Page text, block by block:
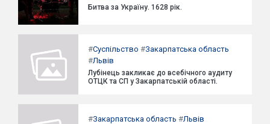
Битва за Україну. 1628 рік.
#Суспільство #Закарпатська область
#Львів
Лубінець закликає до всебічного аудиту
ОТЦК та СП у Закарпатській області.
#Закарпатська область #Львів